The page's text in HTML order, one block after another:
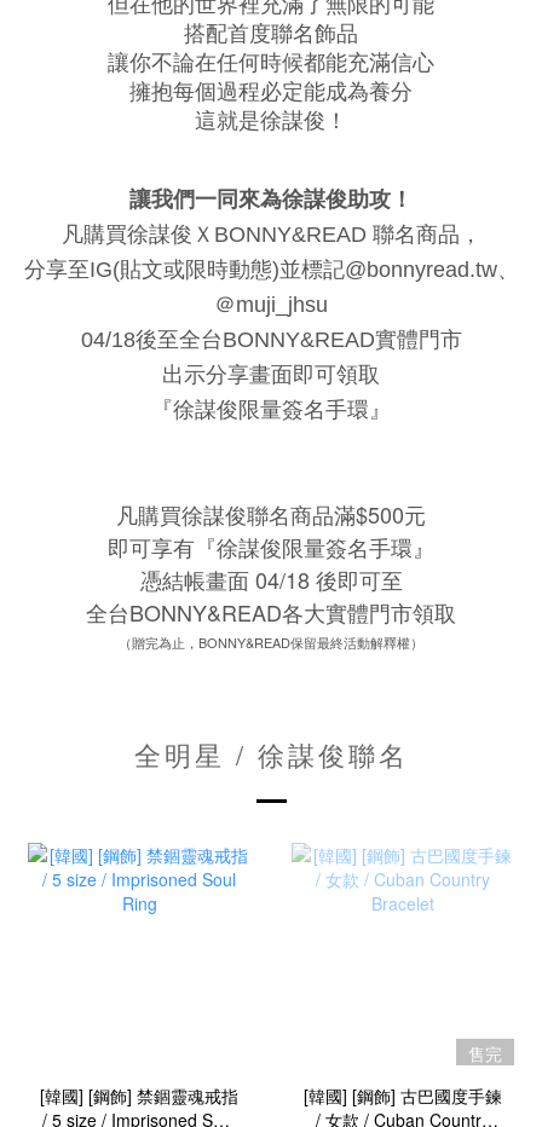
搭配首度聯名飾品
讓你不論在任何時候都能充滿信心
擁抱每個過程必定能成為養分
這就是徐謀俊！
讓我們一同來為徐謀俊助攻！
凡購買徐謀俊ＸBONNY&READ 聯名商品，
分享至IG(貼文或限時動態)並標記@bonnyread.tw、
＠muji_jhsu
04/18後至全台BONNY&READ實體門市
出示分享畫面即可領取
『徐謀俊限量簽名手環』
凡購買徐謀俊聯名商品滿$500元
即可享有『徐謀俊限量簽名手環』
憑結帳畫面 04/18 後即可至
全台BONNY&READ各大實體門市領取
（贈完為止，BONNY&READ保留最終活動解釋權）
全明星 / 徐謀俊聯名
[韓國] [鋼飾] 禁錮靈魂戒指
/ 5 size / Imprisoned Soul
售完
[韓國] [鋼飾] 古巴國度手鍊
/ 女款 / Cuban Country